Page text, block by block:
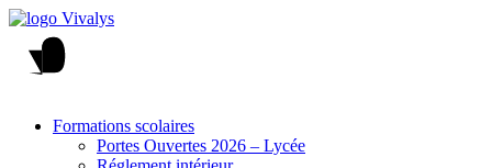
Formations scolaires
Portes Ouvertes 2026 – Lycée